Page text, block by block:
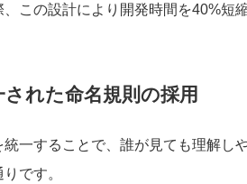
、この設計により開発時間を40%短
された命名規則の採用
統一することで、誰が見ても理解し
です。